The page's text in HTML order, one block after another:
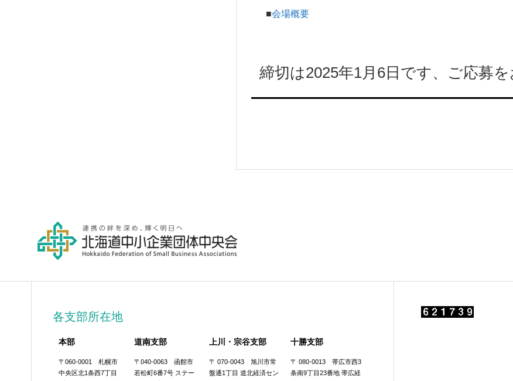
■会場概要
締切は2025年1月6日です、ご応募
各支部所在地
本部 道南支部 上川・宗谷支部 十勝支部
〒060-0001 札幌市
中央区北1条西7丁目
〒040-0063 函館市
若松町6番7号 ステー
〒 070-0043 旭川市常
盤通1丁目 道北経済セン
〒 080-0013 帯広市西3
条南9丁目23番地 帯広経